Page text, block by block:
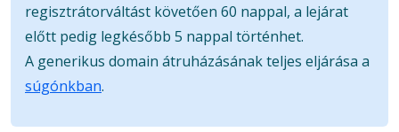
regisztrátorváltást követően 60 nappal, a lejárat
előtt pedig legkésőbb 5 nappal történhet.
A generikus domain átruházásának teljes eljárása a
súgónkban.